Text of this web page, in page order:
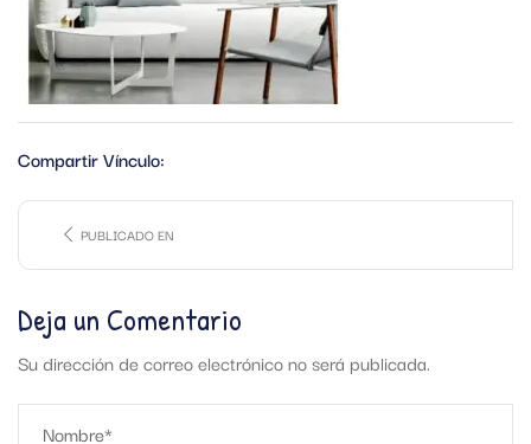
Compartir Vínculo:
PUBLICADO EN
Deja un Comentario
Su dirección de correo electrónico no será publicada.